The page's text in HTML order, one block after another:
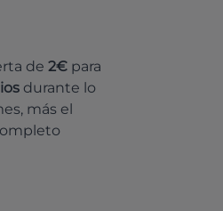
de 2€ para
durante lo
más el